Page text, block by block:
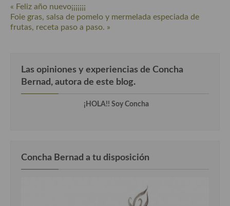
Cocina Bulgara
Cocina Danesa
Cocina de Polonia
« Feliz año nuevo¡¡¡¡¡¡¡
Foie gras, salsa de pomelo y mermelada especiada de
frutas, receta paso a paso. »
Las opiniones y experiencias de Concha
Bernad, autora de este blog.
¡HOLA!! Soy Concha
Concha Bernad a tu disposición